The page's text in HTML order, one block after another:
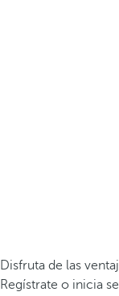
Disfruta de las
Regístrate o inicia